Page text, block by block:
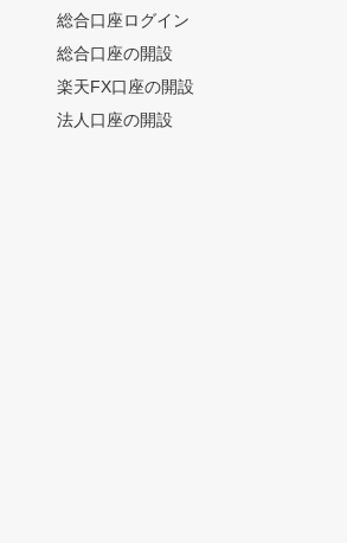
総合口座ログイン
総合口座の開設
楽天FX口座の開設
法人口座の開設